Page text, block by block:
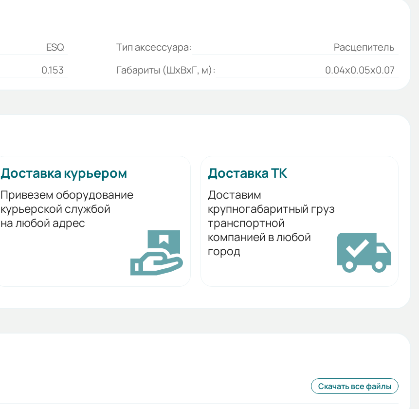
ESQ Тип аксессуара:
Расцепитель
0.153 Габариты (ШхВхГ, м): 0.04x0.05x0.07
Доставка курьером
Привезем оборудование
курьерской службой
на любой адрес
Доставка ТК
Доставим
крупногабаритный груз
транспортной
компанией в любой
город
Скачать все файлы